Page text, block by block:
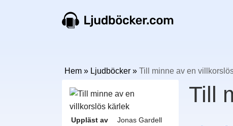
Hem » Ljudböcker » Till minne av en
Uppläst av
Jonas Gardell
Till